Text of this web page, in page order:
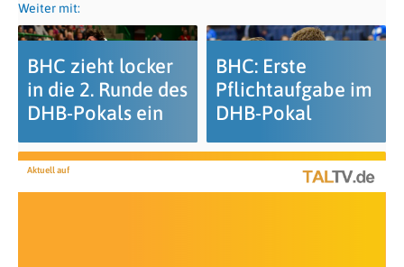
Weiter mit:
BHC zieht locker
in die 2. Runde des
DHB-Pokals ein
BHC: Erste
Pflichtaufgabe im
DHB-Pokal
Aktuell auf